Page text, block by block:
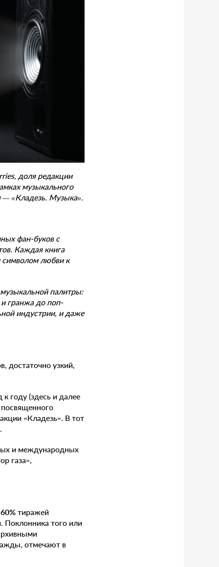
доля редакции
музыкального
— «Кладезь. Музыка».
фан-буков с
Каждая книга
символом любви к
палитры:
гранжа до поп-
индустрии, и даже
достаточно узкий,
к году (здесь и далее
«Кладезь». В тот
и международных
газа»,
60% тиражей
Поклонника того или
отмечают в